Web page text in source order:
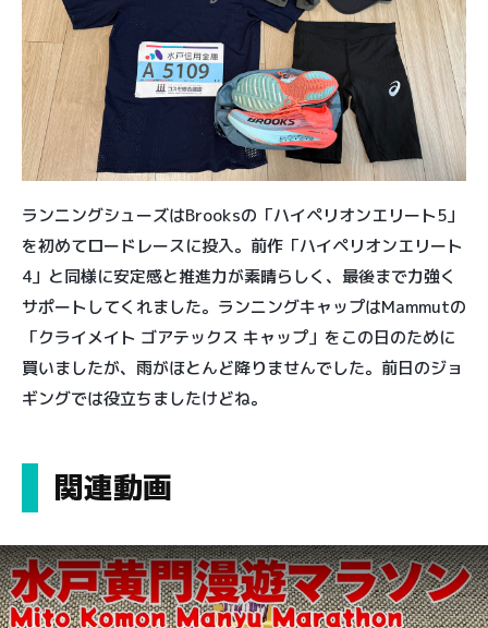
ランニングシューズはBrooksの「ハイペリオンエリート5」
を初めてロードレースに投入。前作「ハイペリオンエリート
4」と同様に安定感と推進力が素晴らしく、最後まで力強く
サポートしてくれました。ランニングキャップはMammutの
「クライメイト ゴアテックス キャップ」をこの日のために
買いましたが、雨がほとんど降りませんでした。前日のジョ
ギングでは役立ちましたけどね。
関連動画